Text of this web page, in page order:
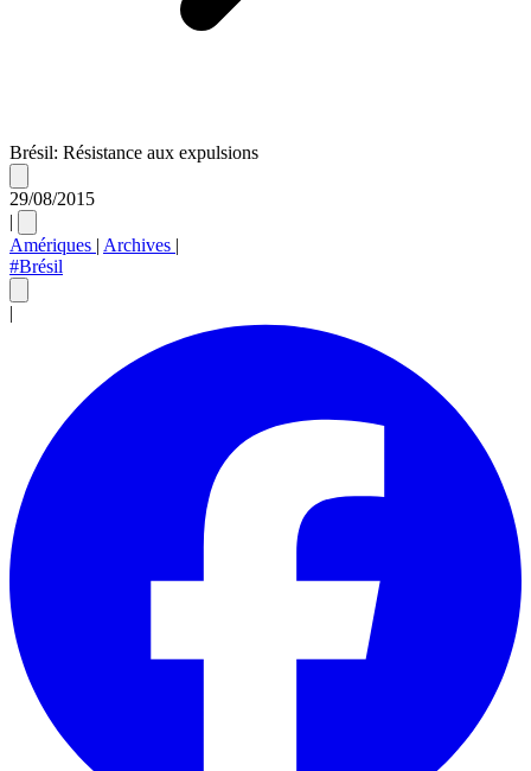
Brésil: Résistance aux expulsions
29/08/2015
|
Amériques | Archives |
#Brésil
|